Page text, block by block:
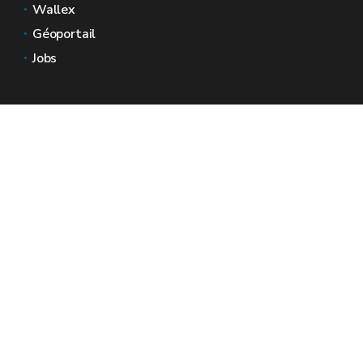
Wallex
Géoportail
Jobs